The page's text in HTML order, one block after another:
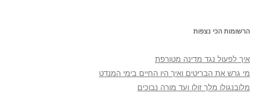
הרשומות הכי נצפות
איך לפעול נגד מדינה מטורפת
מי גרש את הבריטים ואיך היו החיים בימי המנדט
מלובנגולו מלך זולו ועד מורה נבוכים